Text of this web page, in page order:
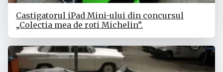
Castigatorul iPad Mini-ului din concursul
„Colectia mea de roti Michelin”.